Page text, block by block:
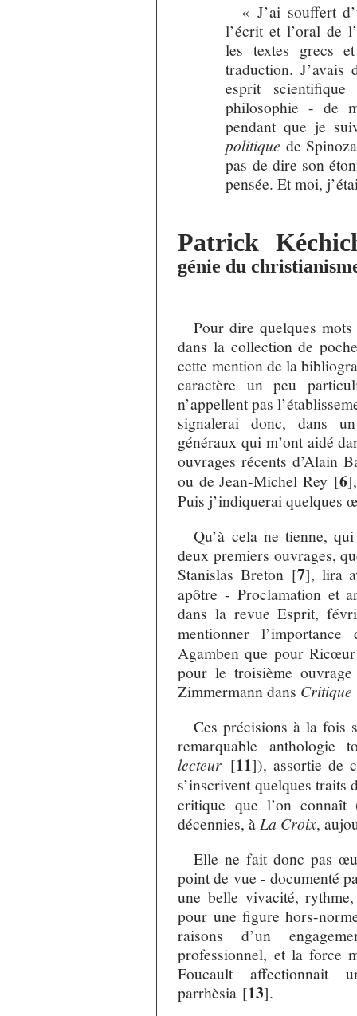
« J’ai souffert
l’écrit et l’oral de
les textes grecs
traduction.
esprit
philosophie - de
pendant que je
politique de
pas de dire son
pensée. Et moi,
Patrick
génie du
Pour dire quelques
dans la collection de
cette mention de la
caractère un peu
n’appellent pas
signalerai donc, dans
généraux qui m’ont aidé
ouvrages récents d’Alain
ou de Jean-Michel Rey [6]
Puis j’indiquerai quelques
Qu’à cela ne tienne,
deux premiers ouvrages,
Stanislas Breton [7], lira
apôtre - Proclamation et
dans la revue Esprit,
mentionner l’importance
Agamben que pour
pour le troisième
Zimmermann dans Critique
Ces précisions à la fois
remarquable anthologie
lecteur [11]), assortie de
s’inscrivent quelques traits
critique que l’on
décennies, à La Croix,
Elle ne fait donc pas
point de vue - documenté
une belle vivacité,
pour une figure hors-
raisons d’un
professionnel, et la force
Foucault
parrhèsia [13].